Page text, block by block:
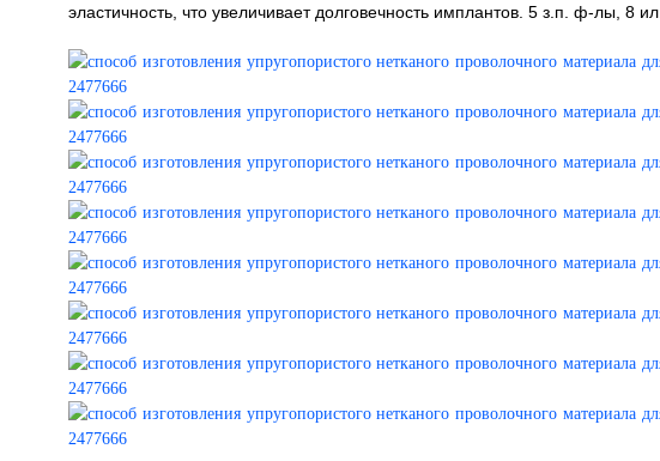
эластичность, что увеличивает долговечность имплантов. 5 з.п. ф-лы, 8 ил.